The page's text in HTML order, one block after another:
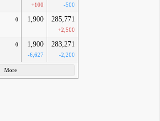
+100 -500
0 1,900 285,771
+2,500
0 1,900
-6,627
283,271
-2,200
More